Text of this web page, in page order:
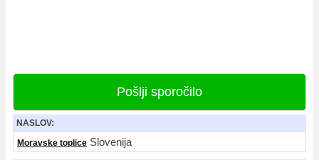
Pošlji sporočilo
NASLOV:
Moravske toplice Slovenija